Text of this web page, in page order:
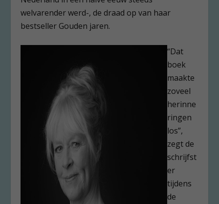
welvarender werd-, de draad op van haar
bestseller Gouden jaren.
“Dat
boek
maakte
zoveel
herinne
ringen
los”,
zegt de
schrijfst
er
tijdens
de